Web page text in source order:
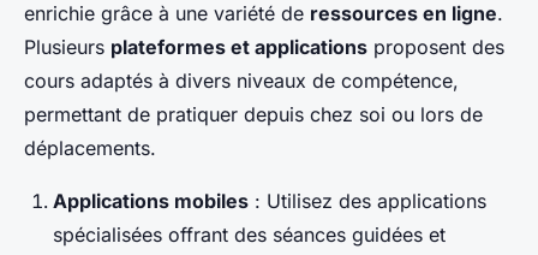
enrichie grâce à une variété de ressources en ligne.
Plusieurs plateformes et applications proposent des
cours adaptés à divers niveaux de compétence,
permettant de pratiquer depuis chez soi ou lors de
déplacements.
Applications mobiles : Utilisez des applications
spécialisées offrant des séances guidées et